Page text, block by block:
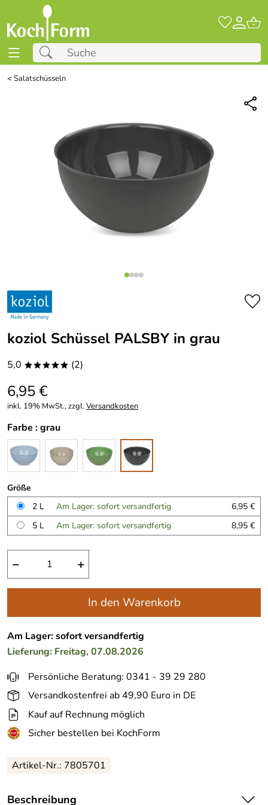
<Salatschüsseln
koziol Schüssel PALSBY in grau
5,0 ***** (2)
6,95 €
inkl. 19% MwSt., zzgl.Versandkosten
Farbe :grau
Größe
2 L
Am Lager: sofort versandfertig
6,95 €
5 L
Am Lager: sofort versandfertig 8,95 €
− +
In den Warenkorb
Am Lager: sofort versandfertig
Lieferung: Freitag, 07.08.2026
Persönliche Beratung: 0341 - 39 29 280
Versandkostenfrei ab 49,90 Euro in DE
Kauf auf Rechnung möglich
Sicher bestellen bei KochForm
Artikel-Nr.: 7805701
Beschreibung